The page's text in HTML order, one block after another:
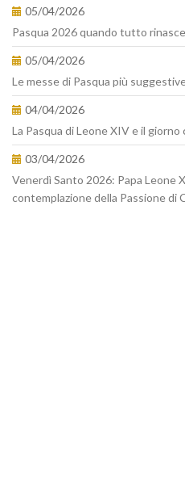
05/04/2026
Pasqua 2026 quando tutto
05/04/2026
Le messe di Pasqua più
04/04/2026
La Pasqua di Leone XIV e il giorno
03/04/2026
Venerdì Santo 2026: Papa Leone
contemplazione della Passione di